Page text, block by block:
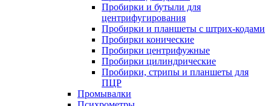
Пробирки и бутыли для
центрифугирования
Пробирки и планшеты с штрих-кодами
Пробирки конические
Пробирки центрифужные
Пробирки цилиндрические
Пробирки, стрипы и планшеты для
ПЦР
Промывалки